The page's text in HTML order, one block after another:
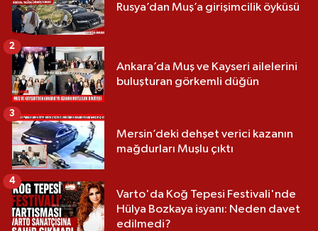
Rusya’dan Muş’a girişimcilik öyküsü
Ankara’da Muş ve Kayseri ailelerini
buluşturan görkemli düğün
2
Mersin’deki dehşet verici kazanın
mağdurları Muşlu çıktı
3
Varto'da Koğ Tepesi Festivali'nde
Hülya Bozkaya isyanı: Neden davet
edilmedi?
4